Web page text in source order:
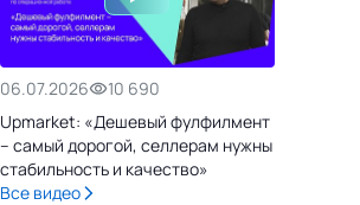
06.07.2026
10 690
Upmarket: «Дешевый фулфилмент
– самый дорогой, селлерам нужны
стабильность и качество»
Все видео